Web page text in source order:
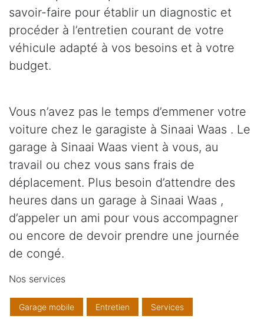
savoir-faire pour établir un diagnostic et
procéder à l’entretien courant de votre
véhicule adapté à vos besoins et à votre
budget.
Vous n’avez pas le temps d’emmener votre
voiture chez le garagiste à Sinaai Waas . Le
garage à Sinaai Waas vient à vous, au
travail ou chez vous sans frais de
déplacement. Plus besoin d’attendre des
heures dans un garage à Sinaai Waas ,
d’appeler un ami pour vous accompagner
ou encore de devoir prendre une journée
de congé.
Nos services
Garage mobile Entretien Services